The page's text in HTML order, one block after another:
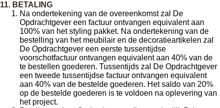
11. BETALING
Na ondertekening van de overeenkomst zal De
Opdrachtgever een factuur ontvangen equivalent aan
100% van het styling pakket. Na ondertekening van de
bestelling van het meubilair en de decoratieartikelen zal
De Opdrachtgever een eerste tussentijdse
voorschotfactuur ontvangen equivalent aan 40% van de
te bestellen goederen. Tussentijds zal De Opdrachtgever
een tweede tussentijdse factuur ontvangen equivalent
aan 40% van de bestelde goederen. Het saldo van 20%
op de bestelde goederen is te voldoen na oplevering van
het project.